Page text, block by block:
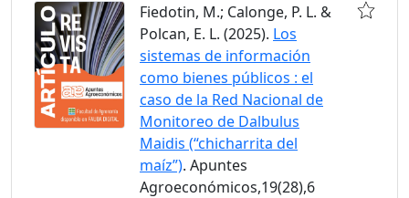
Fiedotin, M.; Calonge, P. L. &
Polcan, E. L. (2025). Los
sistemas de información
como bienes públicos : el
caso de la Red Nacional de
Monitoreo de Dalbulus
Maidis (“chicharrita del
maíz”). Apuntes
Agroeconómicos,19(28),6